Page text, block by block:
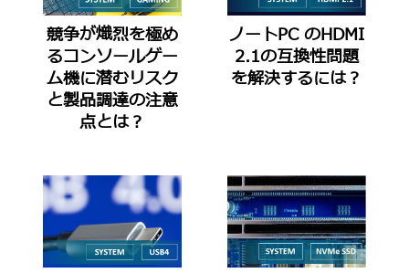
競争が熾烈を極め
るコンソールゲー
ム機に潜むリスク
と製品調達の注意
点とは？
ノートPC のHDMI
2.1の互換性問題
を解決するには？